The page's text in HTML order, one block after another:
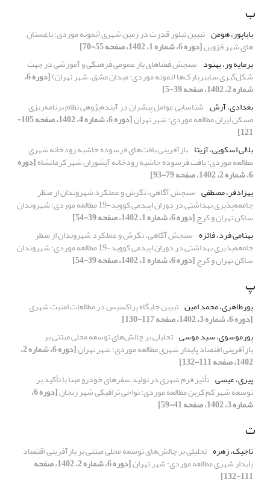
ب
باباپور، هومن تبیین تبلور قدرت در زمین شهری (نمونه موردی: باغستان
های شهر قزوین[دوره 6، شماره 1، 1402، صفحه 55-70]
برمایه ور، بهنود سنجش فضاهای باز عمومی فرهنگی و آموزشی در جهت
شکل‌گیری سایبرپارک‌ها (نمونه موردی: میدان مشق، شهر تهران) [دوره 6،
شماره 2، 1402، صفحه 39-5]
بغدادی، آرش شناسایی عوامل پیشران در آینده‌پژوهی نظام برنامه‌ریزی
مسکن ایران مطالعه موردی: شهر تهران [دوره 6، شماره 4، 1402، صفحه 105-
121]
بلالی اسکویی، آزیتا بازآفرینی بافت‌های فرسوده حاشیه رودخانه شهری
مطالعه موردی: بافت فرسوده حاشیه رودخانه آبشوران شهر کرمانشاه[دوره
6، شماره 2، 1402، صفحه 79-93]
بهزادفر، مصطفی سنجش آگاهی، نگرش و عملکرد شهروندان از منظر
جامعه‌پذیری بهداشتی در دوران اپیدمی کووید-19 مطالعه موردی: شهروندان
ساکن تهران و کرج[دوره 6، شماره 1، 1402، صفحه 39-54]
بهنامی فرد، فائزه سنجش آگاهی، نگرش و عملکرد شهروندان از منظر
جامعه‌پذیری بهداشتی در دوران اپیدمی کووید-19 مطالعه موردی: شهروندان
ساکن تهران و کرج[دوره 6، شماره 1، 1402، صفحه 39-54]
پ
پورطاهری، محمد امین تبیین جایگاه پراکسیس در مطالعات امنیت شهری
[دوره 6، شماره 3، 1402، صفحه 117-130]
پورموسوی، سید موسی تحلیلی بر چالش‌های توسعه محلی مبتنی بر
بازآفرینی اقتصاد پایدار شهری مطالعه موردی: شهر تهران [دوره 6، شماره 2،
1402، صفحه 111-132]
پیری، عیسی تأثیر فرم شهری در تولید سفرهای خودرو مبنا با تأکید بر
توسعه شهر کم کربن مطالعه موردی: نواحی ترافیکی شهر زنجان [دوره 6،
شماره 3، 1402، صفحه 41-59]
ت
تاجیک، زهره تحلیلی بر چالش‌های توسعه محلی مبتنی بر بازآفرینی اقتصاد
پایدار شهری مطالعه موردی: شهر تهران [دوره 6، شماره 2، 1402، صفحه
111-132]